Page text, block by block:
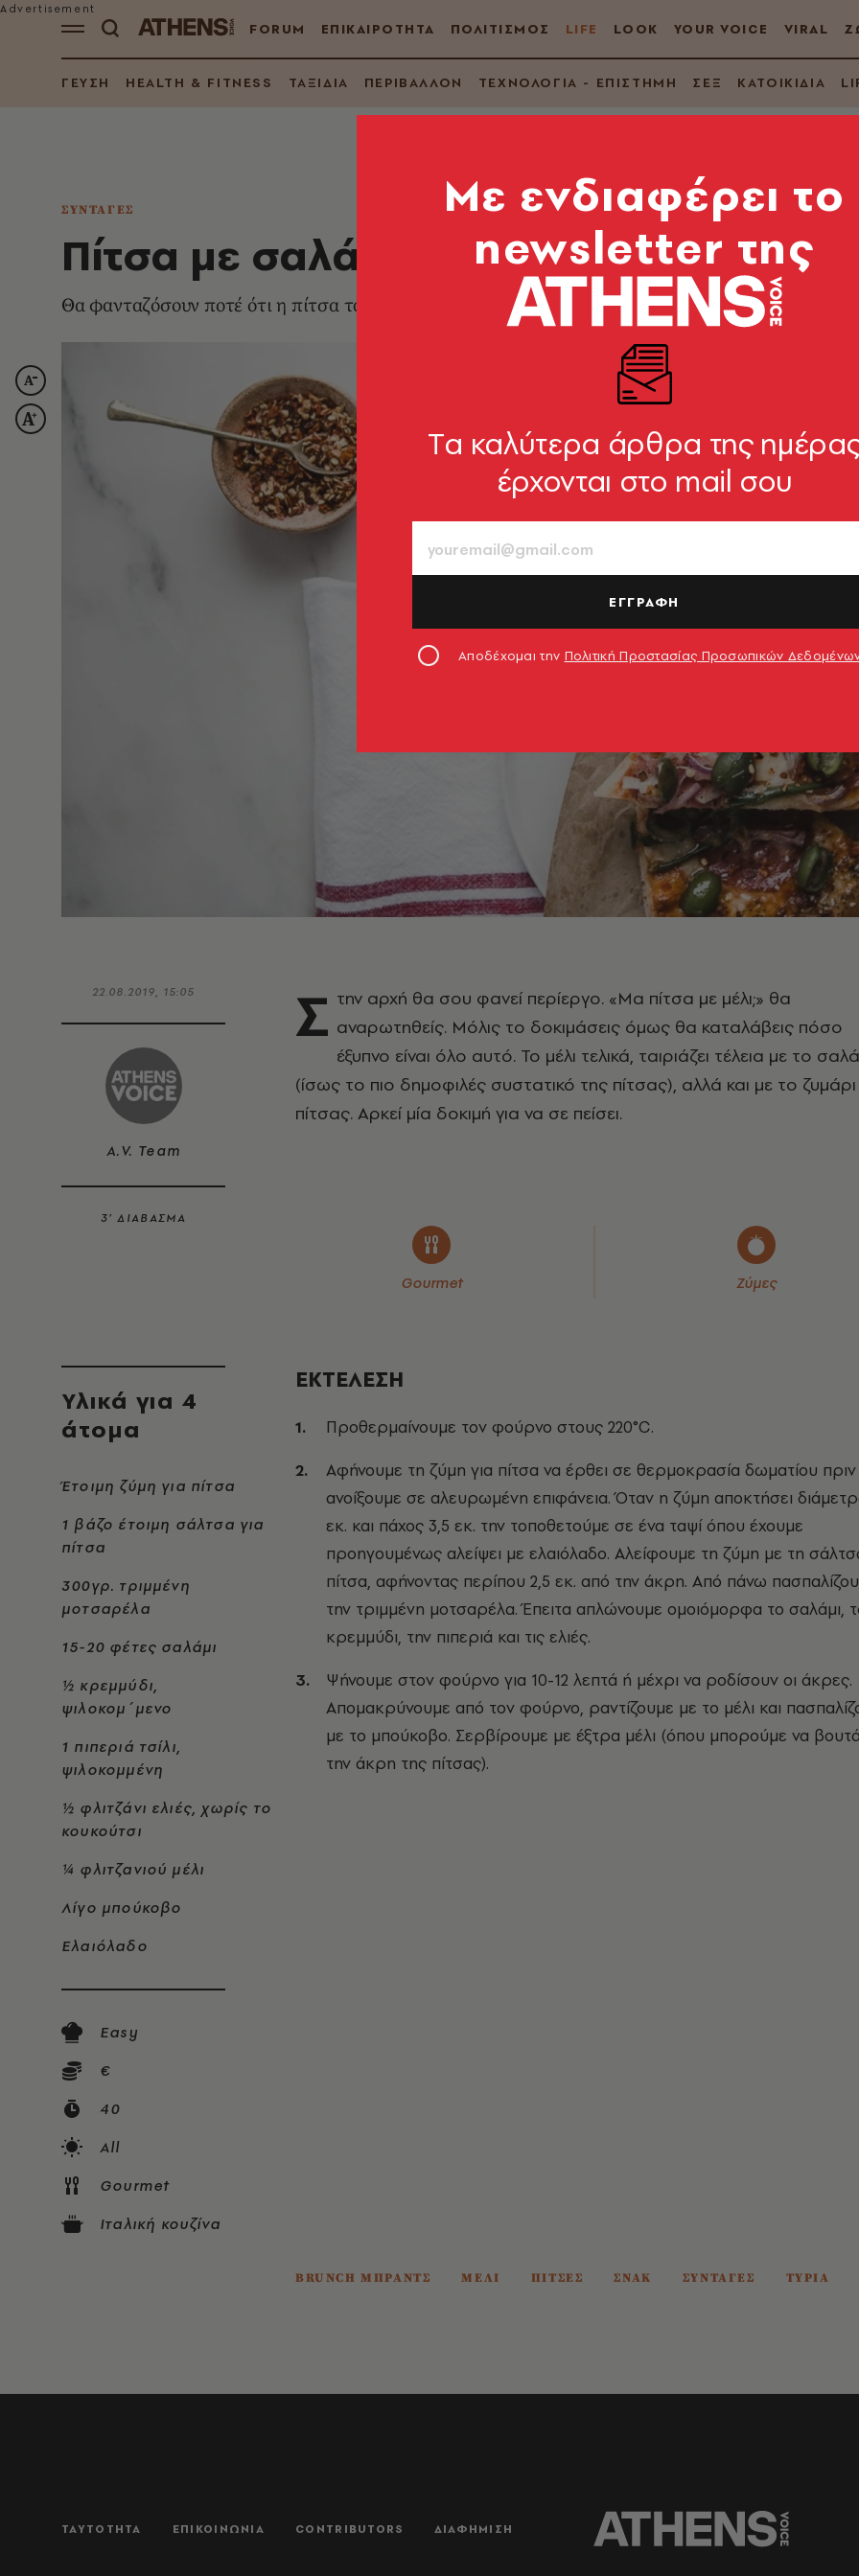
FORUM ΕΠΙΚΑΙΡΟΤΗΤΑ ΠΟΛΙΤΙΣΜΟΣ LIFE LOOK YOUR VOICE VIRAL
ΓΕΥΣΗ HEALTH & FITNESS ΤΑΞΙΔΙΑ ΠΕΡΙΒΑΛΛΟΝ ΤΕΧΝΟΛΟΓΙΑ - ΕΠΙΣΤΗΜΗ ΣΕΞ ΚΑΤΟΙΚΙΔΙΑ
ΣΥΝΤΑΓΕΣ
Πίτσα με σαλάμι και… μέλι
Θα φανταζόσουν ποτέ ότι η πίτσα ταιριάζει τέλεια με το μέλι;
22.08.2019, 15:05
A.V. Team
3’ ΔΙΑΒΑΣΜΑ
Σ την αρχή θα σου φανεί περίεργο. «Μα πίτσα με μέλι;» θα
αναρωτηθείς. Μόλις το δοκιμάσεις όμως θα καταλάβεις πόσο
έξυπνο είναι όλο αυτό. Το μέλι τελικά, ταιριάζει τέλεια με το
(ίσως το πιο δημοφιλές συστατικό της πίτσας), αλλά και με το
πίτσας. Αρκεί μία δοκιμή για να σε πείσει.
Gourmet Ζύμες
Υλικά για 4
άτομα
Έτοιμη ζύμη για πίτσα
1 βάζο έτοιμη σάλτσα για
πίτσα
300γρ. τριμμένη
μοτσαρέλα
15-20 φέτες σαλάμι
½ κρεμμύδι,
ψιλοκομ΄μενο
1 πιπεριά τσίλι,
ψιλοκομμένη
½ φλιτζάνι ελιές, χωρίς το
κουκούτσι
¼ φλιτζανιού μέλι
Λίγο μπούκοβο
Ελαιόλαδο
Easy
€
40
All
Gourmet
Ιταλική κουζίνα
ΕΚΤΕΛΕΣΗ
Προθερμαίνουμε τον φούρνο στους 220°C.
Αφήνουμε τη ζύμη για πίτσα να έρθει σε θερμοκρασία δωματίου πριν
ανοίξουμε σε αλευρωμένη επιφάνεια. Όταν η ζύμη αποκτήσει
εκ. και πάχος 3,5 εκ. την τοποθετούμε σε ένα ταψί όπου έχουμε
προηγουμένως αλείψει με ελαιόλαδο. Αλείφουμε τη ζύμη με τη
πίτσα, αφήνοντας περίπου 2,5 εκ. από την άκρη. Από πάνω
την τριμμένη μοτσαρέλα. Έπειτα απλώνουμε ομοιόμορφα το σαλάμι,
κρεμμύδι, την πιπεριά και τις ελιές.
Ψήνουμε στον φούρνο για 10-12 λεπτά ή μέχρι να ροδίσουν οι άκρες.
Απομακρύνουμε από τον φούρνο, ραντίζουμε με το μέλι και
με το μπούκοβο. Σερβίρουμε με έξτρα μέλι (όπου μπορούμε να
την άκρη της πίτσας).
BRUNCH ΜΠΡΑΝΤΣ ΜΕΛΙ ΠΙΤΣΕΣ ΣΝΑΚ ΣΥΝΤΑΓΕΣ ΤΥΡΙΑ
ΤΑΥΤΟΤΗΤΑ ΕΠΙΚΟΙΝΩΝΙΑ CONTRIBUTORS ΔΙΑΦΗΜΙΣΗ
Mε ενδιαφέρει το
newsletter της
Tα καλύτερα άρθρα της
έρχονται στο mail σου
ΕΓΓΡΑΦΗ
Αποδέχομαι την Πολιτική Προστασίας Προσωπικών